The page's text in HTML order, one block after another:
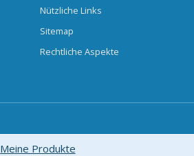
Nützliche Links
Sitemap
Rechtliche Aspekte
Meine Produkte